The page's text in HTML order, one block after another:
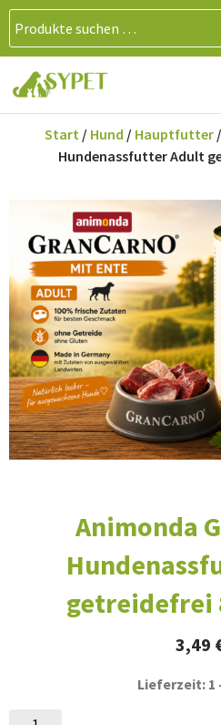
Start/ Hund / Hauptfutter/
Hundenassfutter Adult
Animonda
getreidefrei
3,49
Lieferzeit: 1